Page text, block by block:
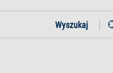
Wyszukaj